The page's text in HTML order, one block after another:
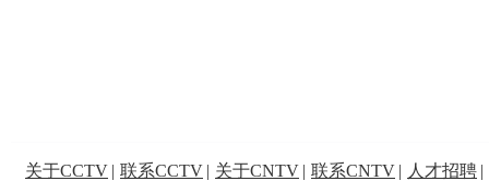
关于CCTV | 联系CCTV | 关于CNTV | 联系CNTV | 人才招聘 |